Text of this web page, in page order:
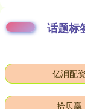
话题标
亿润配资
拾贝赢